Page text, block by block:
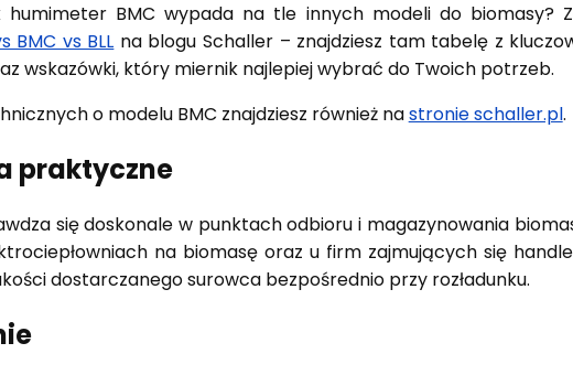
humimeter BMC wypada na tle innych modeli do biomasy?
BMC vs BLL na blogu Schaller – znajdziesz tam tabelę z
wskazówki, który miernik najlepiej wybrać do Twoich potrzeb.
o modelu BMC znajdziesz również nastronie schaller.pl.
praktyczne
się doskonale w punktach odbioru i magazynowania
na biomasę oraz u firm zajmujących się
dostarczanego surowca bezpośrednio przy rozładunku.